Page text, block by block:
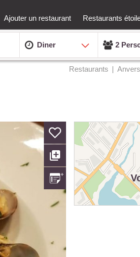
Ajouter un restaurant Restaurants
Diner 2
Restaurants Anvers